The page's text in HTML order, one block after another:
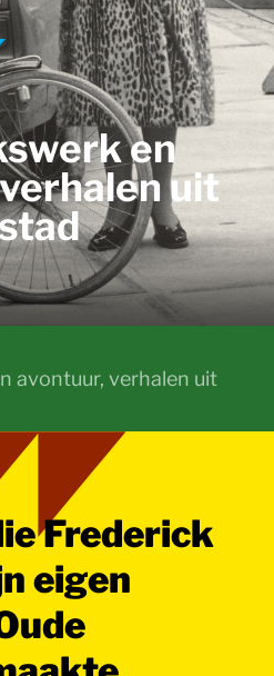
en
uit
avontuur, verhalen uit
Frederick
eigen